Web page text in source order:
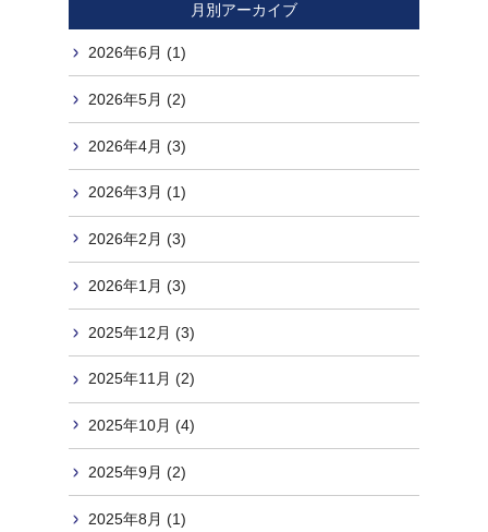
月別アーカイブ
2026年6月 (1)
2026年5月 (2)
2026年4月 (3)
2026年3月 (1)
2026年2月 (3)
2026年1月 (3)
2025年12月 (3)
2025年11月 (2)
2025年10月 (4)
2025年9月 (2)
2025年8月 (1)